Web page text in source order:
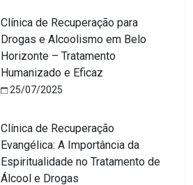
Clínica de Recuperação para
Drogas e Alcoolismo em Belo
Horizonte – Tratamento
Humanizado e Eficaz
25/07/2025
Clínica de Recuperação
Evangélica: A Importância da
Espiritualidade no Tratamento de
Álcool e Drogas